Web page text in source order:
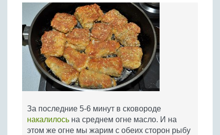
За последние 5-6 минут в сковороде
накалилось на среднем огне масло. И на
этом же огне мы жарим с обеих сторон рыбу